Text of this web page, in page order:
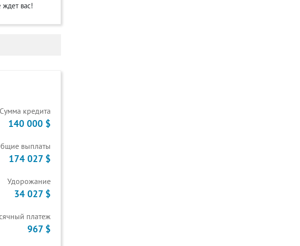
ждет вас!
Cумма кредита
140 000 $
выплаты
174 027 $
Удорожание
34 027 $
платеж
967 $